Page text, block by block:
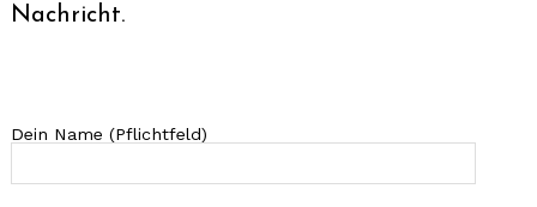
Nachricht.
Dein Name (Pflichtfeld)